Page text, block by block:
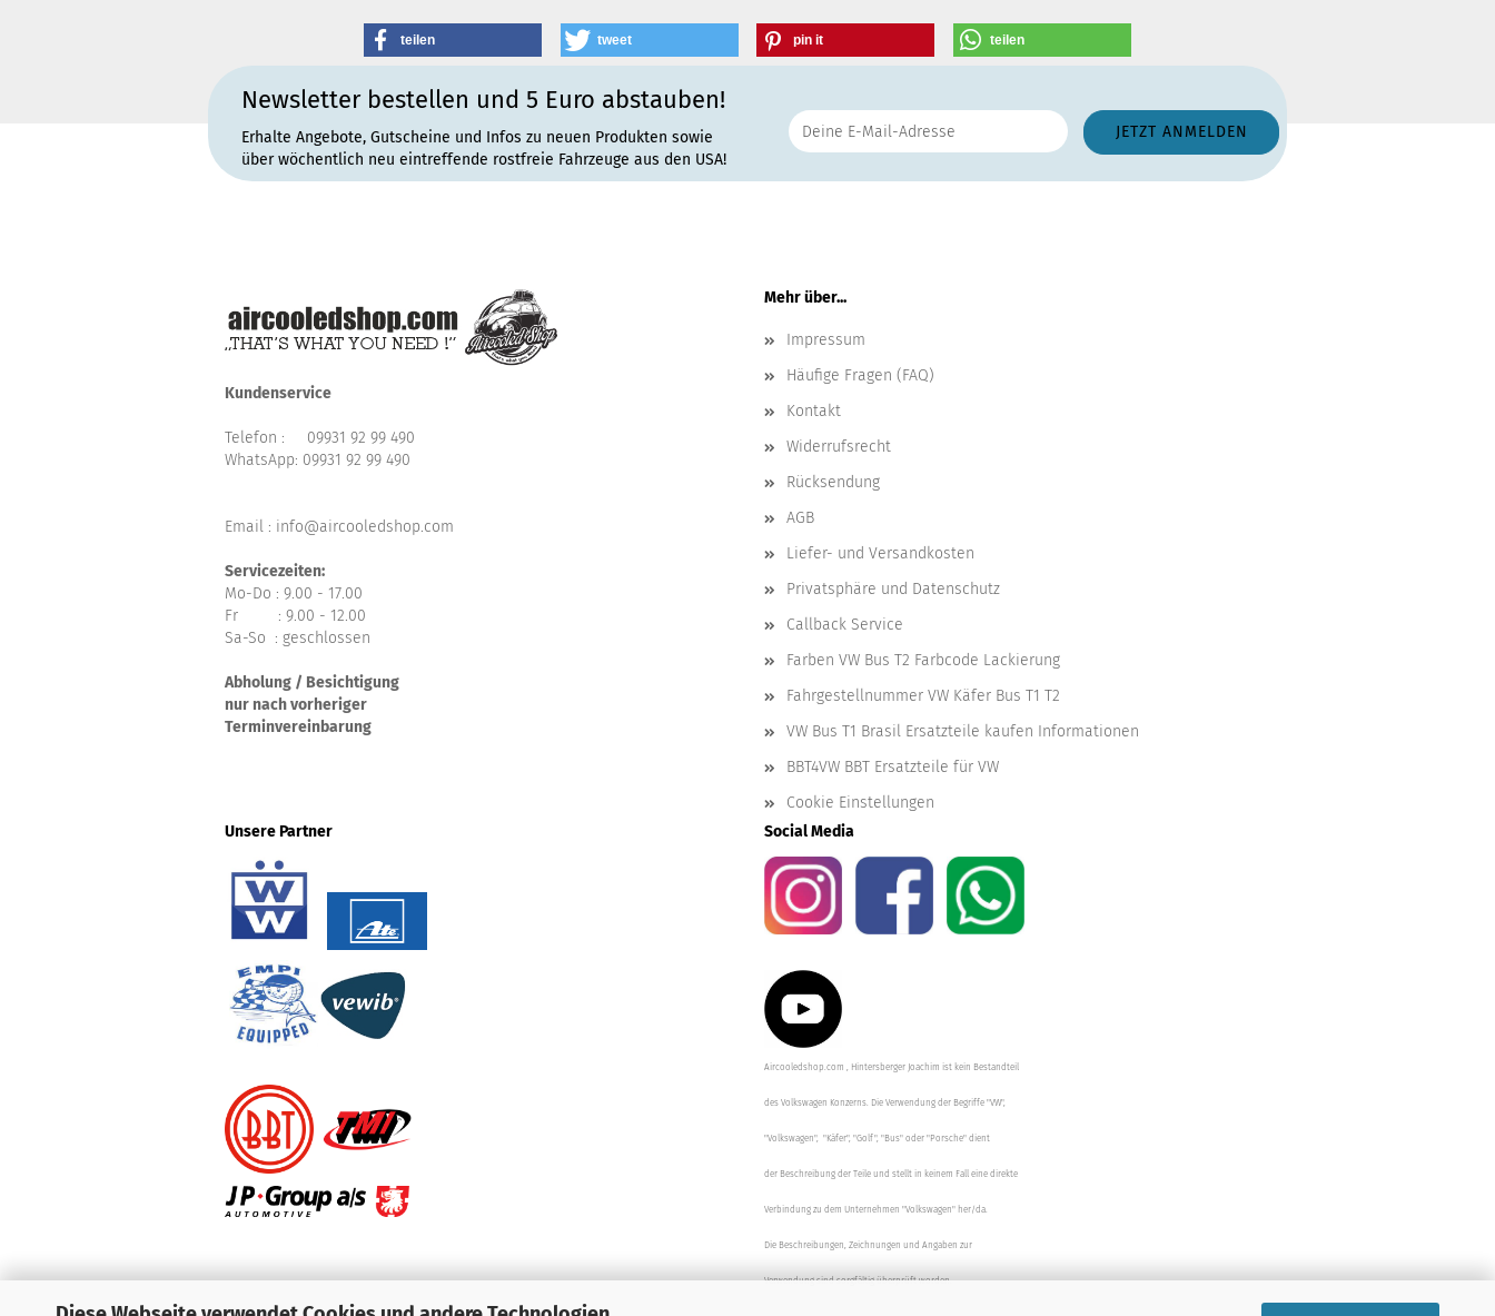
teilen tweet pin it teilen
Newsletter bestellen und 5 Euro abstauben!
Erhalte Angebote, Gutscheine und Infos zu neuen Produkten sowie
über wöchentlich neu eintreffende rostfreie Fahrzeuge aus den USA!
Kundenservice
Telefon : 09931 92 99 490
WhatsApp: 09931 92 99 490
Email : info@aircooledshop.com
Servicezeiten:
Mo-Do : 9.00 - 17.00
Fr : 9.00 - 12.00
Sa-So : geschlossen
Abholung / Besichtigung
nur nach vorheriger
Terminvereinbarung
Mehr über...
Impressum
Häufige Fragen (FAQ)
Kontakt
Widerrufsrecht
Rücksendung
AGB
Liefer- und Versandkosten
Privatsphäre und Datenschutz
Callback Service
Farben VW Bus T2 Farbcode Lackierung
Fahrgestellnummer VW Käfer Bus T1 T2
VW Bus T1 Brasil Ersatzteile kaufen Informationen
BBT4VW BBT Ersatzteile für VW
Cookie Einstellungen
Unsere Partner
Social Media
Aircooledshop.com , Hintersberger Joachim ist kein Bestandteil
des Volkswagen Konzerns. Die Verwendung der Begriffe "VW",
"Volkswagen", "Käfer", "Golf", "Bus" oder "Porsche" dient
der Beschreibung der Teile und stellt in keinem Fall eine direkte
Verbindung zu dem Unternehmen "Volkswagen" her/da.
Die Beschreibungen, Zeichnungen und Angaben zur
Verwendung sind sorgfältig überprüft worden.